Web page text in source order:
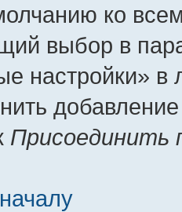
ко
выбор в
настройки»
Присоединить